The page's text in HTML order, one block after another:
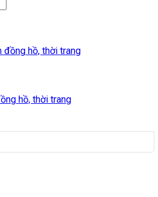
hồ, thời trang